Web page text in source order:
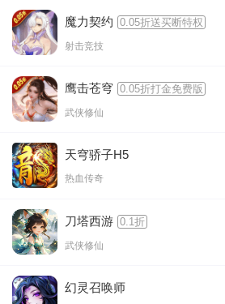
魔力契约 0.05折送买断特权
射击竞技
鹰击苍穹 0.05折打金免费版
武侠修仙
天穹骄子H5
热血传奇
刀塔西游 0.1折
武侠修仙
幻灵召唤师